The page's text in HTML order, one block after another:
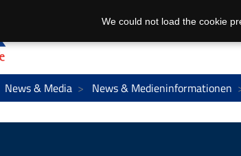
News & Media News & Medieninformationen
We could not load the cookie